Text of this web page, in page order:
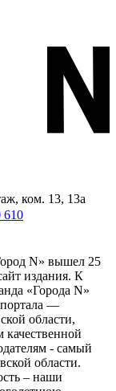
ком. 13, 13а
610
N» вышел 25
издания. К
«Города N»
портала —
области,
качественной
- самый
области.
– наши